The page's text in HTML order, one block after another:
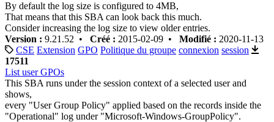
By default the log size is configured to 4MB,
That means that this SBA can look back this much.
Consider increasing the log size to view older entries.
Version : 9.21.52 • Créé : 2015-02-09 • Modifié : 2020-11-13
CSE Extension GPO Politique du groupe connexion session
17511
List user GPOs
This SBA runs under the session context of a selected user and
shows,
every "User Group Policy" applied based on the records inside the
"Operational" log under "Microsoft-Windows-GroupPolicy".